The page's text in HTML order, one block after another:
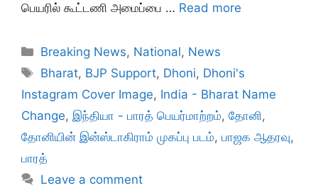
பெயரில் கூட்டணி அமைப்பை … Read more
Categories
Breaking News, National, News
Tags
Bharat, BJP Support, Dhoni, Dhoni's
Instagram Cover Image, India - Bharat Name
Change, இந்தியா - பாரத் பெயர்மாற்றம், தோனி,
தோனியின் இன்ஸ்டாகிராம் முகப்பு படம், பாஜக ஆதரவு,
பாரத்
Leave a comment